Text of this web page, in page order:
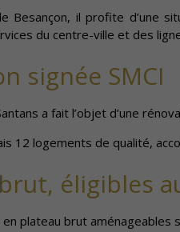
Besançon, il profite d’une
du centre-ville et des
signée SMCI
a fait l’objet d’une
12 logements de qualité,
éligibles
en plateau brut